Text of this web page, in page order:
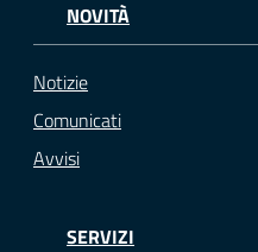
NOVITÀ
Notizie
Comunicati
Avvisi
SERVIZI